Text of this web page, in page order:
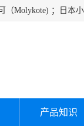
产品知识